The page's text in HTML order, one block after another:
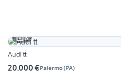
6
Audi tt
20.000 €Palermo(PA)